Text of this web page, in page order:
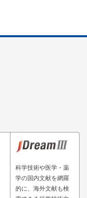
科学技術や医学・薬
学の国内文献を網羅
的に、海外文献も検